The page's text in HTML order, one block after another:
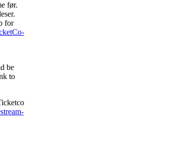
før.
for
be
to